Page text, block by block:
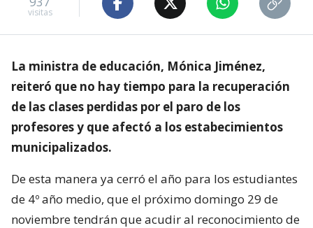
visitas
La ministra de educación, Mónica Jiménez,
reiteró que no hay tiempo para la recuperación
de las clases perdidas por el paro de los
profesores y que afectó a los estabecimientos
municipalizados.
De esta manera ya cerró el año para los estudiantes
de 4º año medio, que el próximo domingo 29 de
noviembre tendrán que acudir al reconocimiento de